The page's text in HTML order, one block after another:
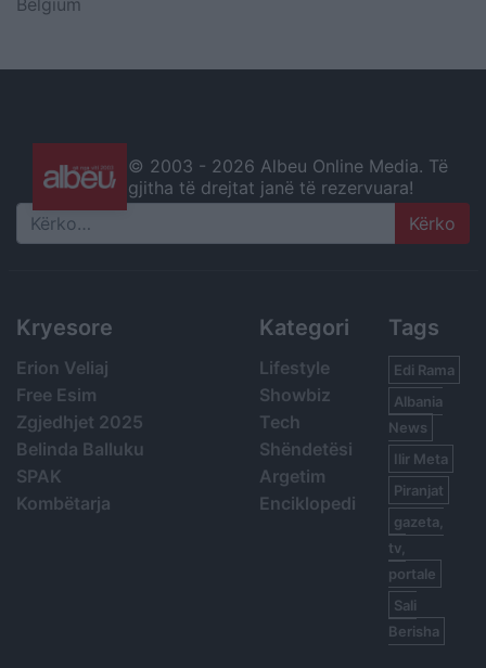
Belgium
© 2003 - 2026 Albeu Online Media. Të
gjitha të drejtat janë të rezervuara!
Search
Kryesore
Erion Veliaj
Free Esim
Zgjedhjet 2025
Belinda Balluku
SPAK
Kombëtarja
Kategori
Lifestyle
Showbiz
Tech
Shëndetësi
Argetim
Enciklopedi
Tags
Edi Rama
Albania
News
Ilir Meta
Piranjat
gazeta,
tv,
portale
Sali
Berisha